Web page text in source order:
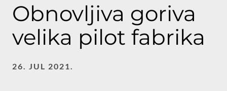
Obnovljiva goriva
velika pilot fabrika
26. JUL 2021.